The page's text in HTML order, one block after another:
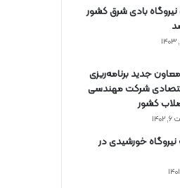
نیروگاه بادی شرق کشور
جدید برنامه‌ریزی
شرکت مهندسی
کشور
خورشیدی در